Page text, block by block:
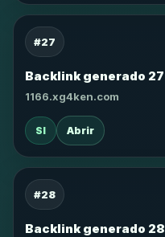
#27
Backlink generado 27
1166.xg4ken.com
SI Abrir
#28
Backlink generado 28